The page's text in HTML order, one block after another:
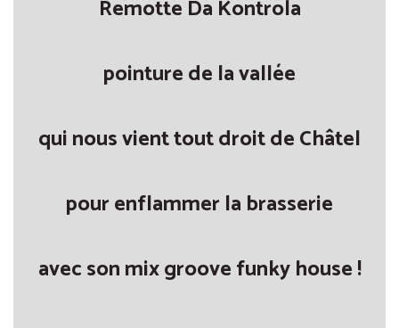
Remotte Da Kontrola
pointure de la vallée
qui nous vient tout droit de Châtel
pour enflammer la brasserie
avec son mix groove funky house !